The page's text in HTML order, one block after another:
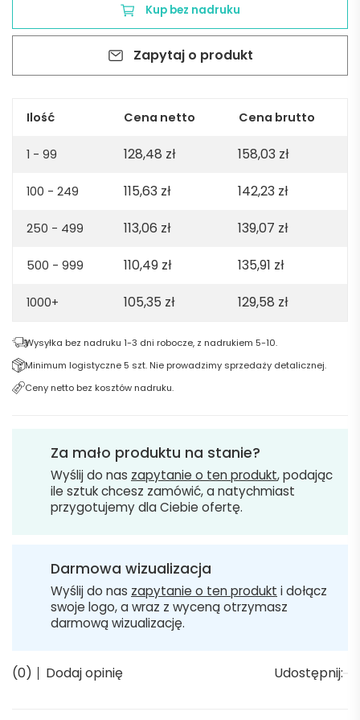
z
z
Kup bez nadruku
Zapytaj o produkt
Ilość Cena netto Cena brutto
1 - 99 128,48 zł 158,03 zł
100 - 249 115,63 zł 142,23 zł
250 - 499 113,06 zł 139,07 zł
500 - 999 110,49 zł 135,91 zł
1000+ 105,35 zł 129,58 zł
Wysyłka bez nadruku 1-3 dni robocze, z nadrukiem 5-10.
Minimum logistyczne 5 szt. Nie prowadzimy sprzedaży detalicznej.
Ceny netto bez kosztów nadruku.
Za mało produktu na stanie?
Wyślij do nas zapytanie o ten produkt, podając
ile sztuk chcesz zamówić, a natychmiast
przygotujemy dla Ciebie ofertę.
Darmowa wizualizacja
Wyślij do nas zapytanie o ten produkt i dołącz
swoje logo, a wraz z wyceną otrzymasz
darmową wizualizację.
(0) Dodaj opinię Udostępnij: